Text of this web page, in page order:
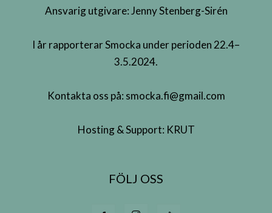
Ansvarig utgivare: Jenny Stenberg-Sirén
I år rapporterar Smocka under perioden 22.4–
3.5.2024.
Kontakta oss på: smocka.fi@gmail.com
Hosting & Support: KRUT
FÖLJ OSS